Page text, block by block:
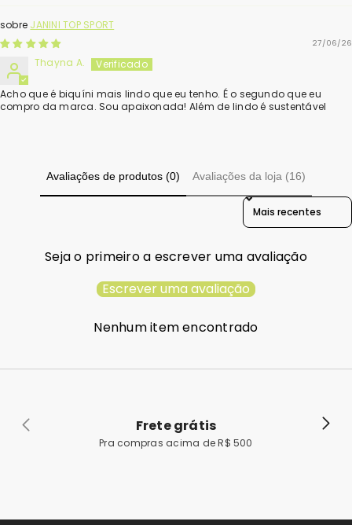
JANINI TOP SPORT
27/06/26
Thayna A.
Acho que é biquíni mais lindo que eu tenho. É o segundo que eu
compro da marca. Sou apaixonada! Além de lindo é sustentável
Avaliações de produtos (0) Avaliações da loja (16)
Sort Reviews By
Seja o primeiro a escrever uma avaliação
Escrever uma avaliação
Nenhum item encontrado
Frete grátis
Pra compras acima de R$ 500